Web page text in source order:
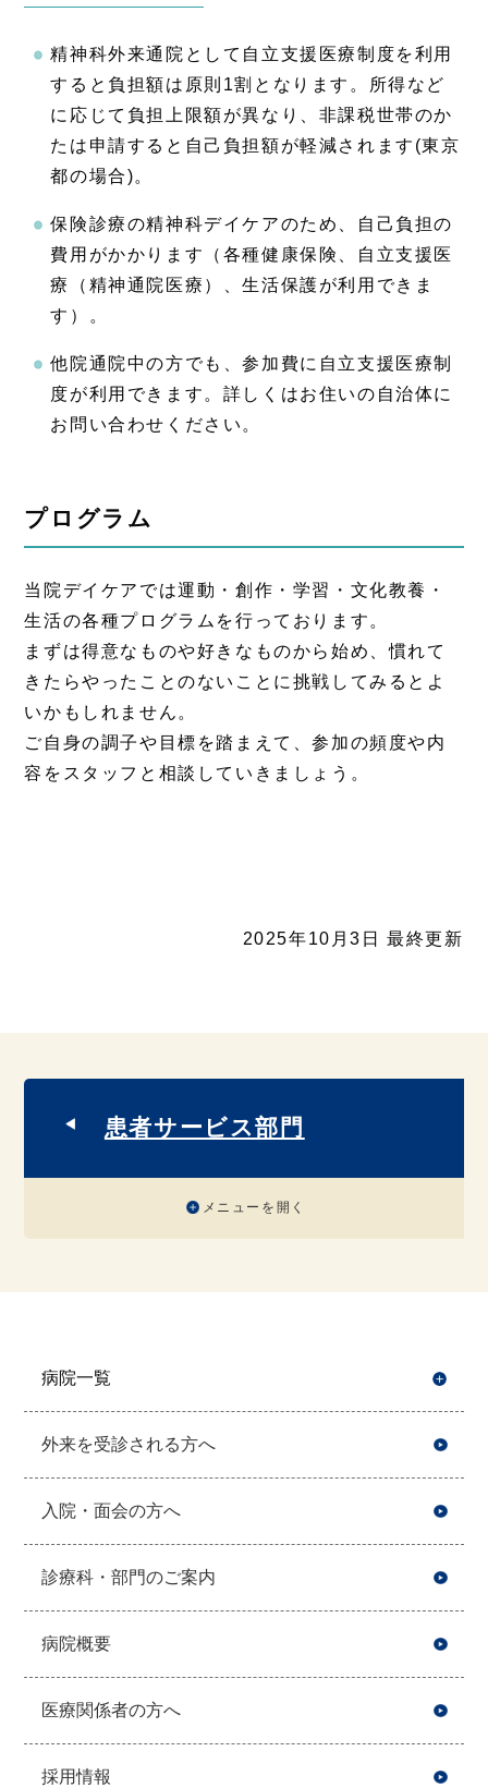
精神科外来通院として自立支援医療制度を利用
すると負担額は原則1割となります。所得など
に応じて負担上限額が異なり、非課税世帯のか
たは申請すると自己負担額が軽減されます(東京
都の場合)。
保険診療の精神科デイケアのため、自己負担の
費用がかかります（各種健康保険、自立支援医
療（精神通院医療）、生活保護が利用できま
す）。
他院通院中の方でも、参加費に自立支援医療制
度が利用できます。詳しくはお住いの自治体に
お問い合わせください。
プログラム
当院デイケアでは運動・創作・学習・文化教養・
生活の各種プログラムを行っております。
まずは得意なものや好きなものから始め、慣れて
きたらやったことのないことに挑戦してみるとよ
いかもしれません。
ご自身の調子や目標を踏まえて、参加の頻度や内
容をスタッフと相談していきましょう。
2025年10月3日 最終更新
患者サービス部門
メニューを開く
病院一覧
外来を受診される方へ
入院・面会の方へ
診療科・部門のご案内
病院概要
医療関係者の方へ
採用情報